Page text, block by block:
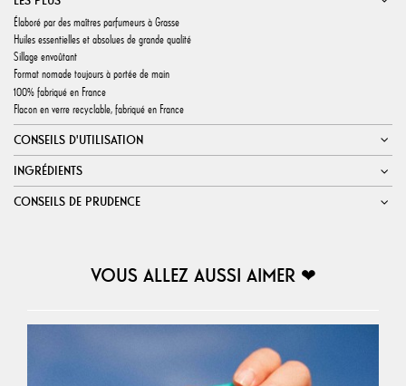
Élaboré par des maîtres parfumeurs à Grasse
Huiles essentielles et absolues de grande qualité
Sillage envoûtant
Format nomade toujours à portée de main
100% fabriqué en France
Flacon en verre recyclable, fabriqué en France
CONSEILS D'UTILISATION
INGRÉDIENTS
CONSEILS DE PRUDENCE
VOUS ALLEZ AUSSI AIMER ❤︎